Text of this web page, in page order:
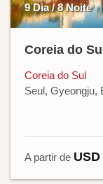
9 Dia / 8 Noite
Coreia do
Coreia do Sul
Seul, Gyeongju,
A partir de